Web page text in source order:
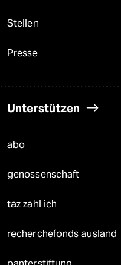
Stellen
Presse
Unterstützen
abo
genossenschaft
taz zahl ich
recherchefonds ausland